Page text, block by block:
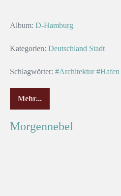
Album: D-Hamburg
Kategorien: Deutschland Stadt
Schlagwörter: #Architektur #Hafen
Mehr...
Morgennebel